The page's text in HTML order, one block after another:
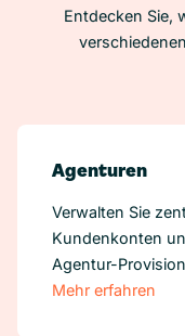
Entdecken Sie,
Agenturen
Verwalten Sie
Kundenkonten
Agentur-
Mehr erfahren